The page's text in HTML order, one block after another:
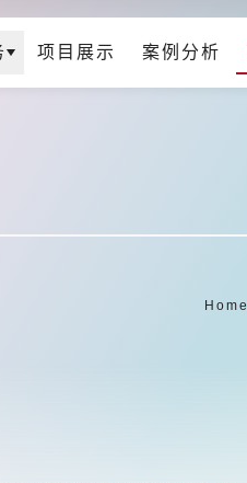
项目展示 案例分析
Home